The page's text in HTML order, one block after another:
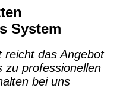
System
reicht das Angebot
zu professionellen
bei uns